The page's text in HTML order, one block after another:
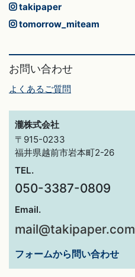
takipaper
tomorrow_miteam
お問い合わせ
よくあるご質問
瀧株式会社
〒915-0233
福井県越前市岩本町2-26
TEL.
050-3387-0809
Email.
mail@takipaper.com
フォームから問い合わせ